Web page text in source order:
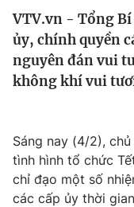
Thế giới
Tin tức
Câu chuyện quốc tế
Kinh tế
Thị trường
Góc doanh nghiệp
Dữ liệu và đời
Truyền hình
VTV.vn - Tổng
ủy, chính quyền
nguyên đán vui
không khí vui
Sáng nay (4/2),
tình hình tổ chức
chỉ đạo một số
các cấp ủy thời